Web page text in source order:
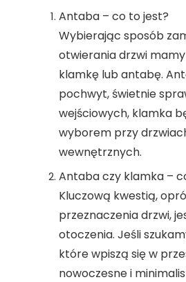
Antaba – co to jest?
Wybierając sposób
otwierania drzwi
klamkę lub antabę.
pochwyt, świetnie
wejściowych, klamka
wyborem przy
wewnętrznych.
Antaba czy klamka –
Kluczową kwestią,
przeznaczenia drzwi,
otoczenia. Jeśli
które wpiszą się w
nowoczesne i